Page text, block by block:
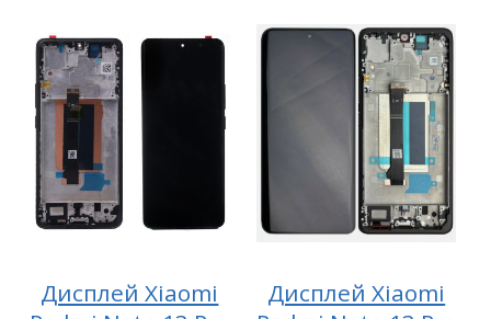
Дисплей Xiaomi
Дисплей Xiaomi